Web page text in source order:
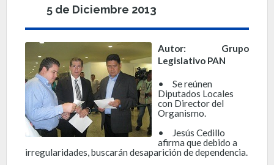
5 de Diciembre 2013
Autor: Grupo
Legislativo PAN
•
Se reúnen
Diputados Locales
con Director del
Organismo.
•
Jesús Cedillo
afirma que debido a
irregularidades, buscarán desaparición de dependencia.